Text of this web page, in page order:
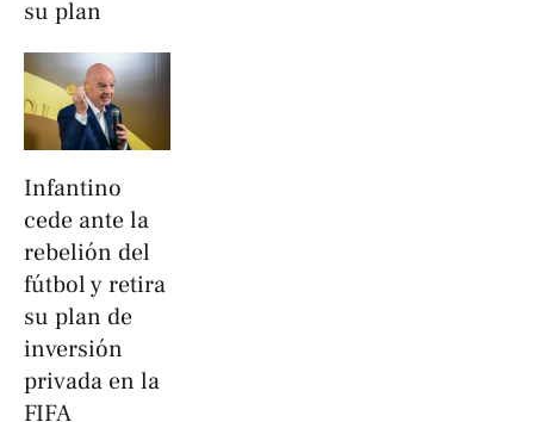
su plan
Infantino
cede ante la
rebelión del
fútbol y retira
su plan de
inversión
privada en la
FIFA